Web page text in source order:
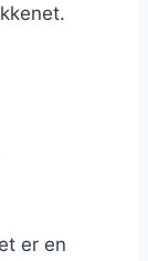
er en